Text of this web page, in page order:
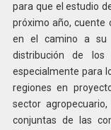
para que el estudio
próximo año, cuente
en el camino a su
distribución de los
especialmente para
regiones en
sector
conjuntas de las